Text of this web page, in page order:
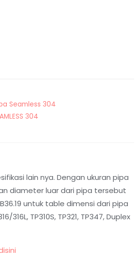
Seamless 304
304
lain nya. Dengan ukuran pipa
diameter luar dari pipa tersebut
untuk table dimensi dari pipa
TP310S, TP321, TP347, Duplex